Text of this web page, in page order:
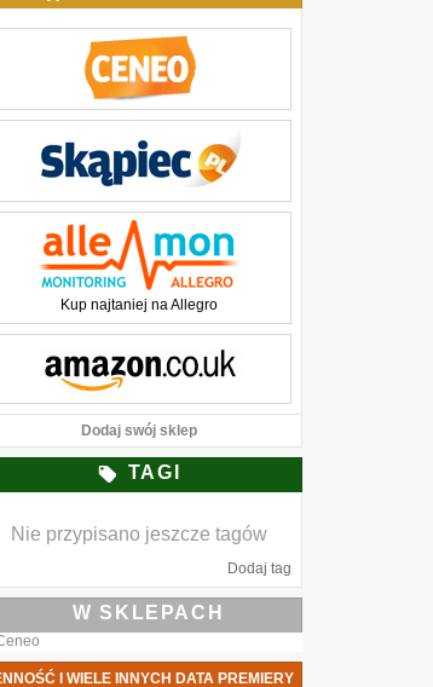
Kup najtaniej na Allegro
Dodaj swój sklep
TAGI
Nie przypisano jeszcze tagów
Dodaj tag
W SKLEPACH
I WIELE INNYCH DATA PREMIERY